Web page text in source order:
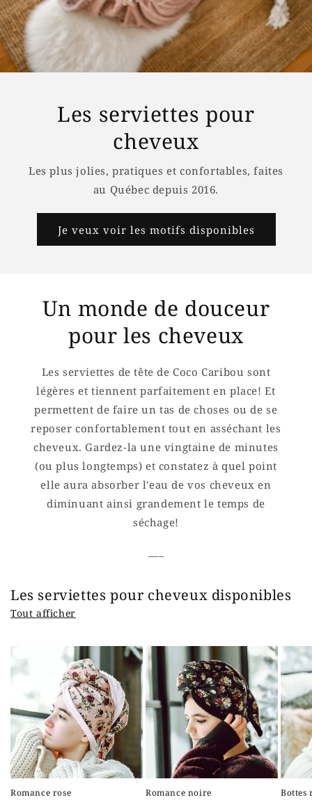
Les serviettes pour
cheveux
Les plus jolies, pratiques et confortables, faites
au Québec depuis 2016.
Je veux voir les motifs disponibles
Un monde de douceur
pour les cheveux
Les serviettes de tête de Coco Caribou sont
légères et tiennent parfaitement en place! Et
permettent de faire un tas de choses ou de se
reposer confortablement tout en asséchant les
cheveux. Gardez-la une vingtaine de minutes
(ou plus longtemps) et constatez à quel point
elle aura absorber l'eau de vos cheveux en
diminuant ainsi grandement le temps de
séchage!
Les serviettes pour cheveux disponibles
Tout afficher
Romance rose Romance noire Bottes